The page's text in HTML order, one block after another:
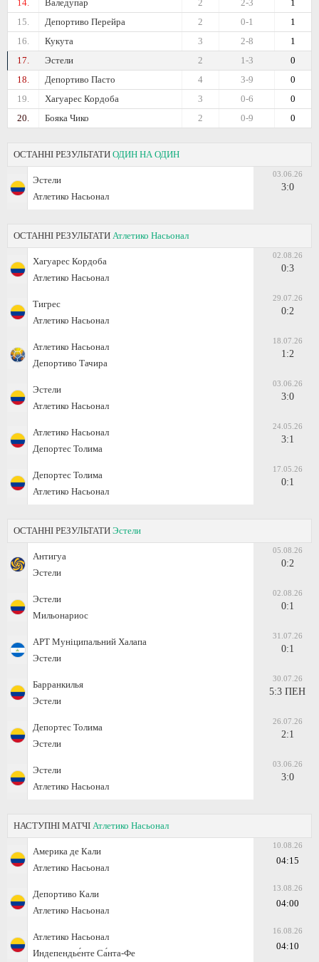
14. Валедупар 1
2-3
2
15.
Депортиво Перейра 1
0-1
2
16.
Кукута 1
2-8
3
17.
Эстели 0
1-3
2
18.
Депортиво Пасто 0
3-9
4
19.
Хагуарес Кордоба 0
0-6
3
20.
Бояка Чико 0
0-9
2
ОСТАННІ РЕЗУЛЬТАТИ ОДИН НА ОДИН
Эстели
Атлетико Насьонал
03.06.26
3:0
ОСТАННІ РЕЗУЛЬТАТИ Атлетико Насьонал
Хагуарес Кордоба
Атлетико Насьонал
02.08.26
0:3
Тигрес
Атлетико Насьонал
29.07.26
0:2
Атлетико Насьонал
Депортиво Тачира
18.07.26
1:2
Эстели
Атлетико Насьонал
03.06.26
3:0
Атлетико Насьонал
Депортес Толима
24.05.26
3:1
Депортес Толима
Атлетико Насьонал
17.05.26
0:1
ОСТАННІ РЕЗУЛЬТАТИ Эстели
Антигуа
Эстели
05.08.26
0:2
Эстели
Мильонариос
02.08.26
0:1
АРТ Муніципальний Халапа
Эстели
31.07.26
0:1
Барранкилья
Эстели
30.07.26
5:3 ПЕН
Депортес Толима
Эстели
26.07.26
2:1
Эстели
Атлетико Насьонал
03.06.26
3:0
НАСТУПНІ МАТЧІ Атлетико Насьонал
Америка де Кали
Атлетико Насьонал
10.08.26
04:15
Депортиво Кали
Атлетико Насьонал
13.08.26
04:00
Атлетико Насьонал
Индепендье́нте Са́нта-Фе
16.08.26
04:10